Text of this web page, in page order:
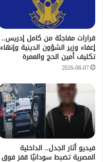
قرارات مفاجئة من كامل إدريس..
إعفاء وزير الشؤون الدينية وإنهاء
تكليف أمين الحج والعمرة
2026-08-07
فيديو أثار الجدل.. الداخلية
المصرية تضبط سودانيًا قفز فوق